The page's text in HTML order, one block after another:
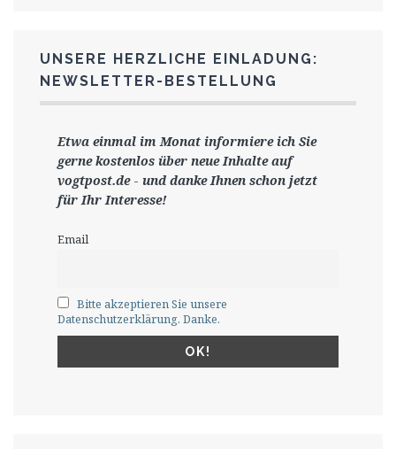
UNSERE HERZLICHE EINLADUNG:
NEWSLETTER-BESTELLUNG
Etwa einmal im Monat informiere ich Sie
gernekostenlos über neue Inhalte auf
vogtpost.de- und danke Ihnen schon jetzt
für Ihr Interesse!
Email
Bitte akzeptieren Sie unsere
Datenschutzerklärung. Danke.